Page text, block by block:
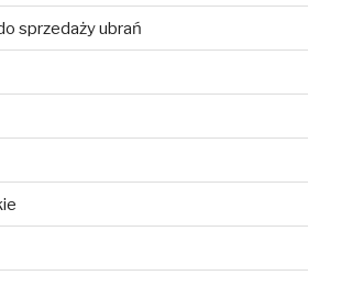
sprzedaży ubrań